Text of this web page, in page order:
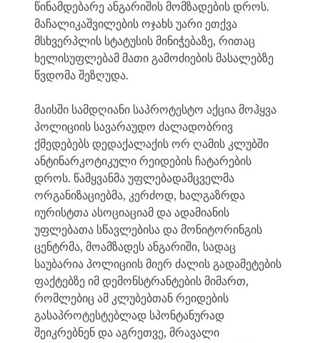
წინამდებარე ანგარიშის მომზადების დროს.
მაჩალიკაშვილების ოჯახს უარი ეთქვა
მსხვერპლის სტატუსის მინიჭებაზე, რითაც
ხელისუფლებამ მათი გამოძიების მასალებზე
წვდომა შეზღუდა.
მაისში სამდღიანი საპროტესტო აქცია მოჰყვა
პოლიციის სავარაუდო ძალადობრივ
ქმედებებს დედაქალაქის ორ ღამის კლუბში
ანტინარკოტიკული რეიდების ჩატარების
დროს. წამყვანმა უფლებადამცველმა
ორგანიზაციებმა, კერძოდ, ხალგაზრდა
იურისტთა ასოციაციამ და ადამიანის
უფლებათა სწავლებისა და მონიტორინგის
ცენტრმა, მოამზადეს ანგარიში, სადაც
საუბარია პოლიციის მიერ ძალის გადამეტების
ფაქტებზე იმ დემონსტრანტების მიმართ,
რომლებიც ამ კლუბებთან რეიდების
გასაპროტესტებლად სპონტანურად
შეიკრებნენ და აგრეთვე, მრავალი